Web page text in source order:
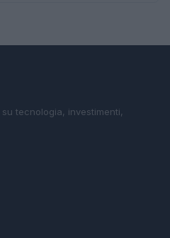
tecnologia, investimenti,